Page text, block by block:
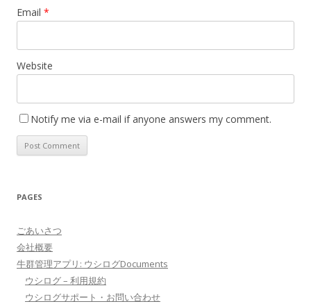
Email *
Website
Notify me via e-mail if anyone answers my comment.
PAGES
ごあいさつ
会社概要
牛群管理アプリ: ウシログDocuments
ウシログ – 利用規約
ウシログサポート・お問い合わせ